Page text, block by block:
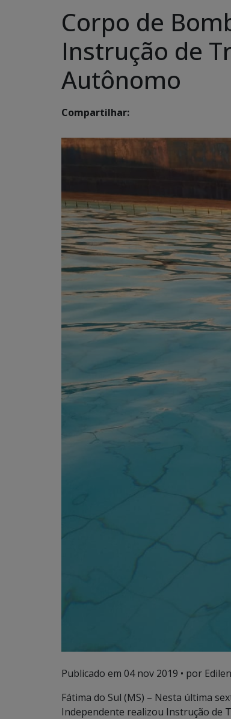
Corpo de
Instrução de
Autônomo
Compartilhar:
Publicado em 04 nov 2019 • por
Fátima do Sul (MS) – Nesta última
Independente realizou Instrução de